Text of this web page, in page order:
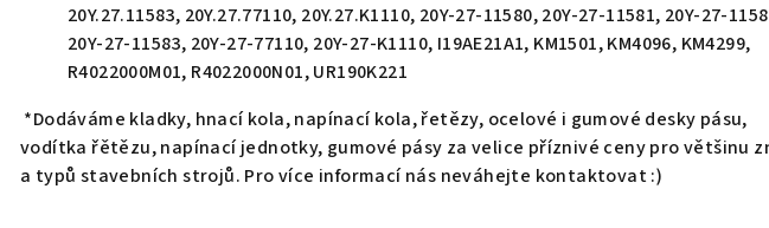
20Y.27.11583, 20Y.27.77110, 20Y.27.K1110, 20Y-27-11580, 20Y-27-11581, 20Y-27-
20Y-27-11583, 20Y-27-77110, 20Y-27-K1110, I19AE21A1, KM1501, KM4096, KM4299,
R4022000M01, R4022000N01, UR190K221
*Dodáváme kladky, hnací kola, napínací kola, řetězy, ocelové i gumové desky pásu,
vodítka řětězu, napínací jednotky, gumové pásy za velice příznivé ceny pro většinu
a typů stavebních strojů. Pro více informací nás neváhejte kontaktovat :)